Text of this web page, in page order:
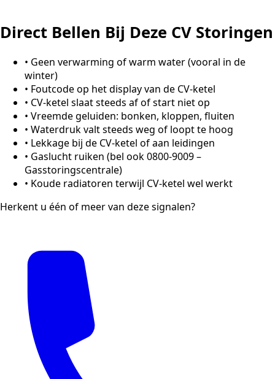
Direct Bellen Bij Deze CV Storingen
• Geen verwarming of warm water (vooral in de
winter)
• Foutcode op het display van de CV-ketel
• CV-ketel slaat steeds af of start niet op
• Vreemde geluiden: bonken, kloppen, fluiten
• Waterdruk valt steeds weg of loopt te hoog
• Lekkage bij de CV-ketel of aan leidingen
• Gaslucht ruiken (bel ook 0800-9009 –
Gasstoringscentrale)
• Koude radiatoren terwijl CV-ketel wel werkt
Herkent u één of meer van deze signalen?